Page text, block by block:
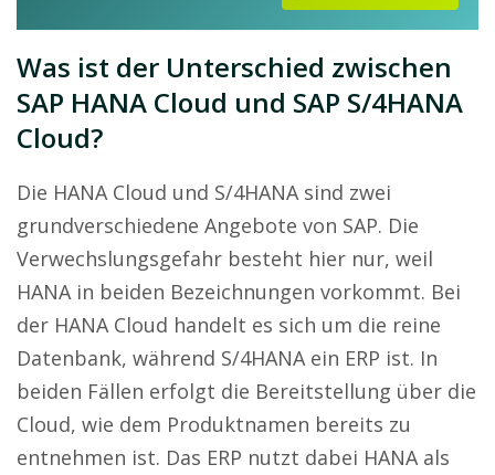
Was ist der Unterschied zwischen
SAP HANA Cloud und SAP S/4HANA
Cloud?
Die HANA Cloud und S/4HANA sind zwei
grundverschiedene Angebote von SAP. Die
Verwechslungsgefahr besteht hier nur, weil
HANA in beiden Bezeichnungen vorkommt. Bei
der HANA Cloud handelt es sich um die reine
Datenbank, während S/4HANA ein ERP ist. In
beiden Fällen erfolgt die Bereitstellung über die
Cloud, wie dem Produktnamen bereits zu
entnehmen ist. Das ERP nutzt dabei HANA als